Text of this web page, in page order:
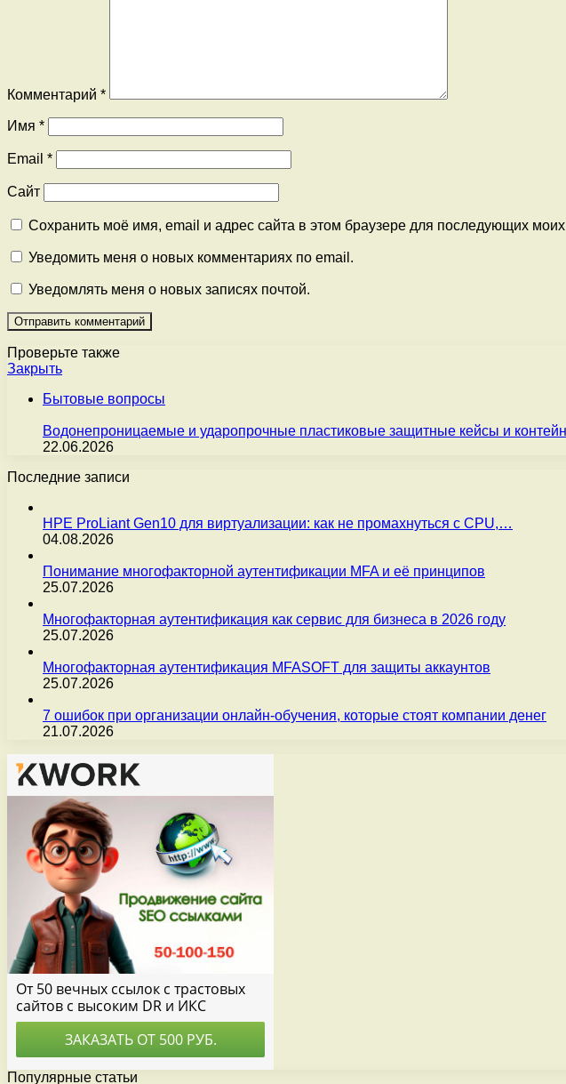
Комментарий *
Имя *
Email *
Сайт
Сохранить моё имя, email и адрес сайта в этом браузере для последующих
Уведомить меня о новых комментариях по email.
Уведомлять меня о новых записях почтой.
Проверьте также
Закрыть
Бытовые вопросы
Водонепроницаемые и ударопрочные пластиковые защитные кейсы и
22.06.2026
Последние записи
HPE ProLiant Gen10 для виртуализации: как не промахнуться с CPU,…
04.08.2026
Понимание многофакторной аутентификации MFA и её принципов
25.07.2026
Многофакторная аутентификация как сервис для бизнеса в 2026 году
25.07.2026
Многофакторная аутентификация MFASOFT для защиты аккаунтов
25.07.2026
7 ошибок при организации онлайн-обучения, которые стоят компании денег
21.07.2026
Популярные статьи